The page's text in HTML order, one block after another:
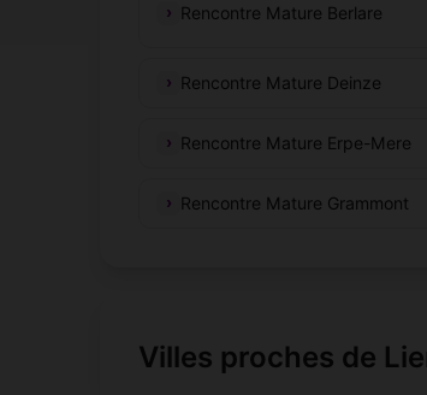
Rencontre Mature Berlare
Rencontre Mature Deinze
Rencontre Mature Erpe-Mere
Rencontre Mature Grammont
Villes proches de